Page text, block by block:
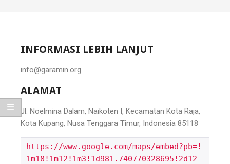
INFORMASI LEBIH LANJUT
info@garamin.org
ALAMAT
Jl. Noelmina Dalam, Naikoten I, Kecamatan Kota Raja,
Kota Kupang, Nusa Tenggara Timur, Indonesia 85118
https://www.google.com/maps/embed?pb=!
1m18!1m12!1m3!1d981.740770328695!2d12